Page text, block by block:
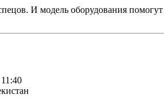
И модель оборудования